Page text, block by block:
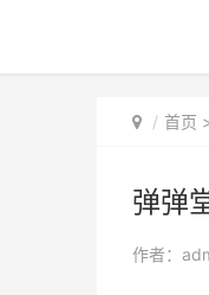
首页
弹弹
作者：